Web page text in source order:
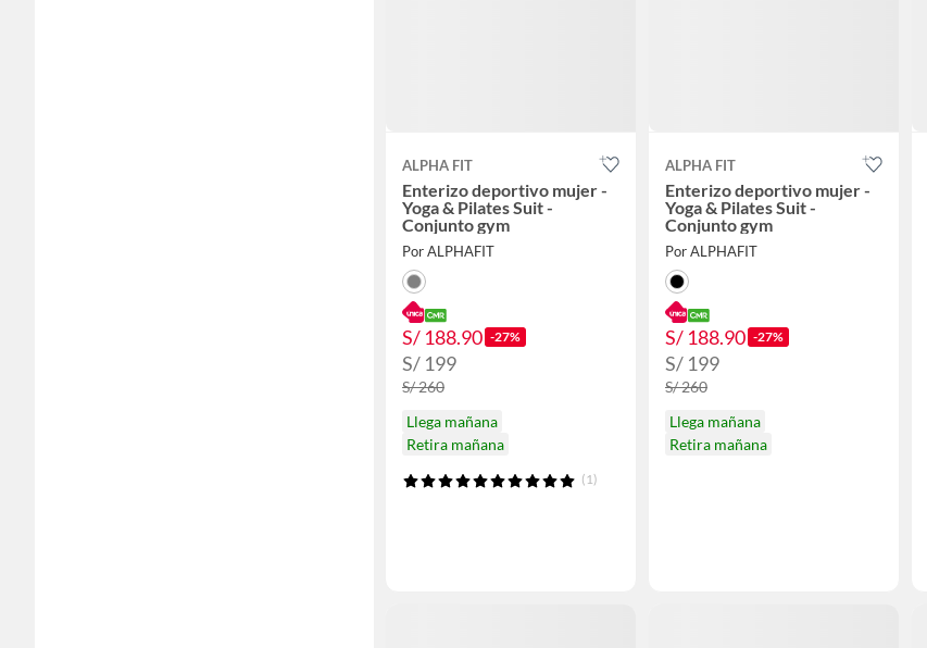
ALPHA FIT
Enterizo deportivo mujer -
Yoga & Pilates Suit -
Conjunto gym
Por ALPHAFIT
S/ 188.90 -27%
S/ 199
S/ 260
Llega mañana
Retira mañana
(1)
ALPHA FIT
Enterizo deportivo mujer -
Yoga & Pilates Suit -
Conjunto gym
Por ALPHAFIT
S/ 188.90 -27%
S/ 199
S/ 260
Llega mañana
Retira mañana